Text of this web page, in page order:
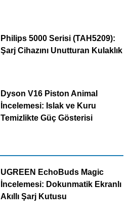
Philips 5000 Serisi (TAH5209):
Şarj Cihazını Unutturan Kulaklık
Dyson V16 Piston Animal
İncelemesi: Islak ve Kuru
Temizlikte Güç Gösterisi
UGREEN EchoBuds Magic
İncelemesi: Dokunmatik Ekranlı
Akıllı Şarj Kutusu